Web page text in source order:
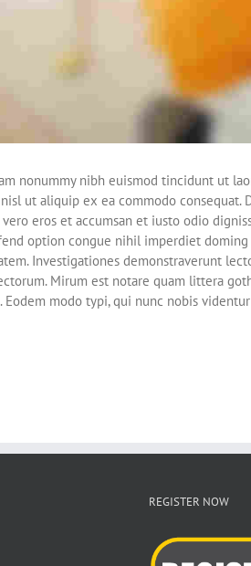
nonummy nibh euismod tincidunt ut
ut aliquip ex ea commodo
eros et accumsan et iusto odio
option congue nihil imperdiet doming
Investigationes demonstraverunt
Mirum est notare quam littera
modo typi, qui nunc nobis
REGISTER NOW